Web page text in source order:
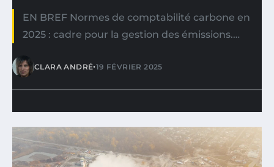
EN BREF Normes de comptabilité carbone en
2025 : cadre pour la gestion des émissions.…
CLARA ANDRÉ•19 FÉVRIER 2025